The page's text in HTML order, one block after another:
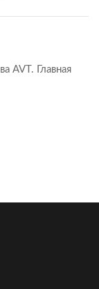
AVT. Главная